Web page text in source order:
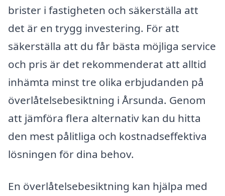
brister i fastigheten och säkerställa att
det är en trygg investering. För att
säkerställa att du får bästa möjliga service
och pris är det rekommenderat att alltid
inhämta minst tre olika erbjudanden på
överlåtelsebesiktning i Årsunda. Genom
att jämföra flera alternativ kan du hitta
den mest pålitliga och kostnadseffektiva
lösningen för dina behov.
En överlåtelsebesiktning kan hjälpa med